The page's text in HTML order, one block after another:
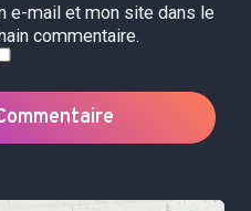
e-mail et mon site dans le
commentaire.